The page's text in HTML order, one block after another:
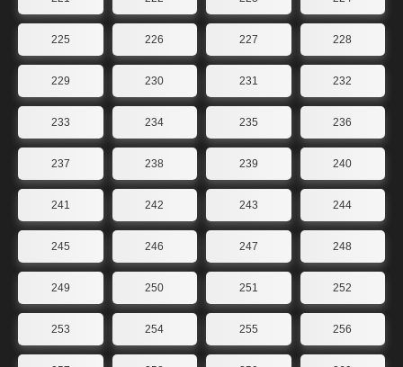
225 226 227 228
229 230 231 232
233 234 235 236
237 238 239 240
241 242 243 244
245 246 247 248
249 250 251 252
253 254 255 256